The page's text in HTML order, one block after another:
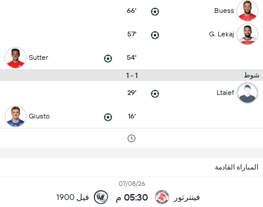
Buess
66'
G. Lekaj
57'
54'
Sutter
شوط 1 - 1
Ltaief
29'
16'
Giusto
المباراة القادمة
فينترتور
07/08/26
05:30 م فيل 1900